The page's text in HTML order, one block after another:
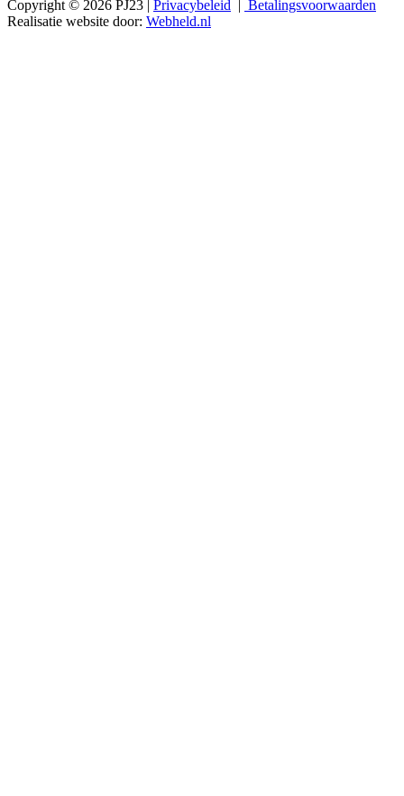
Copyright © 2026 PJ23 | Privacybeleid | Betalingsvoorwaarden
Realisatie website door: Webheld.nl